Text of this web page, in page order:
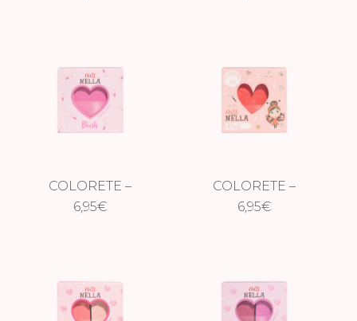
COLORETE –
CANDY FLOSS
6,95€
COLORETE –
POMEGRANATE
6,95€